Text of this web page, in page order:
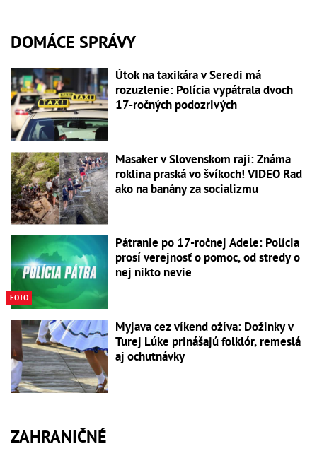
DOMÁCE SPRÁVY
Útok na taxikára v Seredi má
rozuzlenie: Polícia vypátrala dvoch
17-ročných podozrivých
Masaker v Slovenskom raji: Známa
roklina praská vo švíkoch! VIDEO Rad
ako na banány za socializmu
FOTO
Pátranie po 17-ročnej Adele: Polícia
prosí verejnosť o pomoc, od stredy o
nej nikto nevie
Myjava cez víkend ožíva: Dožinky v
Turej Lúke prinášajú folklór, remeslá
aj ochutnávky
ZAHRANIČNÉ